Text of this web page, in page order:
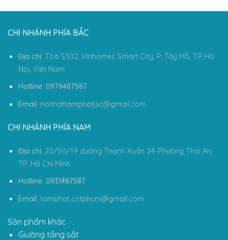
CHI NHÁNH PHÍA BẮC
Địa chỉ: Tòa S302, Vinhomes Smart City, P. Tây Mỗ, TP Hà
Nội, Việt Nam
Hotline: 0979487587
Email: noithattamphatjsc@gmail.com
CHI NHÁNH PHÍA NAM
Địa chỉ: 20/50/19 đường Thạnh Xuân 24-Phường Thới An,
TP. Hồ Chí Minh
Hotline: 0931487587
Email: tamphat.cntphcm@gmail.com
Sản phẩm khác
Giường tầng sắt